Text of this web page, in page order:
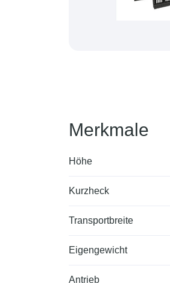
Merkmale
Höhe
Kurzheck
Transportbreite
Eigengewicht
Antrieb